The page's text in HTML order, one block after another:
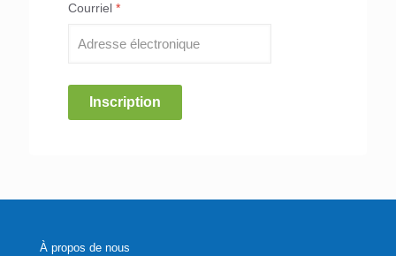
Courriel *
Inscription
À propos de nous